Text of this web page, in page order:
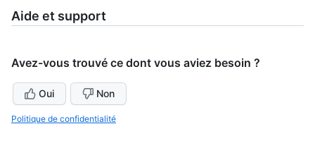
Aide et support
Avez-vous trouvé ce dont vous aviez besoin ?
Oui Non
Politique de confidentialité